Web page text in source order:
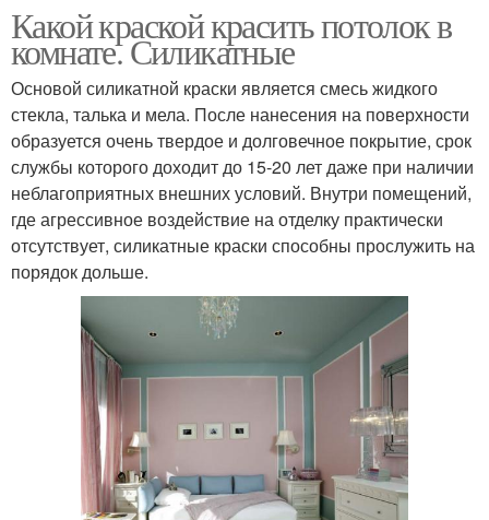
Какой краской красить потолок в
комнате. Силикатные
Основой силикатной краски является смесь жидкого
стекла, талька и мела. После нанесения на поверхности
образуется очень твердое и долговечное покрытие, срок
службы которого доходит до 15-20 лет даже при наличии
неблагоприятных внешних условий. Внутри помещений,
где агрессивное воздействие на отделку практически
отсутствует, силикатные краски способны прослужить на
порядок дольше.